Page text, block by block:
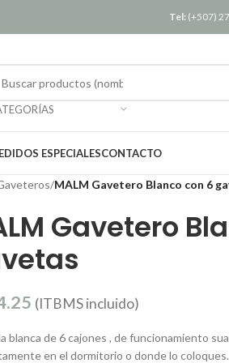
Tel: (+507)
ESPECIALESCONTACTO
/MALM Gavetero Blanco con 6
Gavetero
(ITBMS incluido)
blanca de 6 cajones , de funcionamiento
en el dormitorio o donde lo coloques.